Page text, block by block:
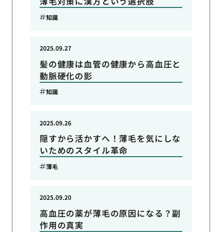
知識
髪の健康は血管の健康から高血圧と
動脈硬化の影
2025.09.27
知識
隠すから活かすへ！薄毛を気にしな
いためのスタイル革命
2025.09.26
薄毛
高血圧の薬が薄毛の原因になる？副
作用の真実
2025.09.20